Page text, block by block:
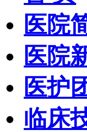
医院
医院
医护
临床